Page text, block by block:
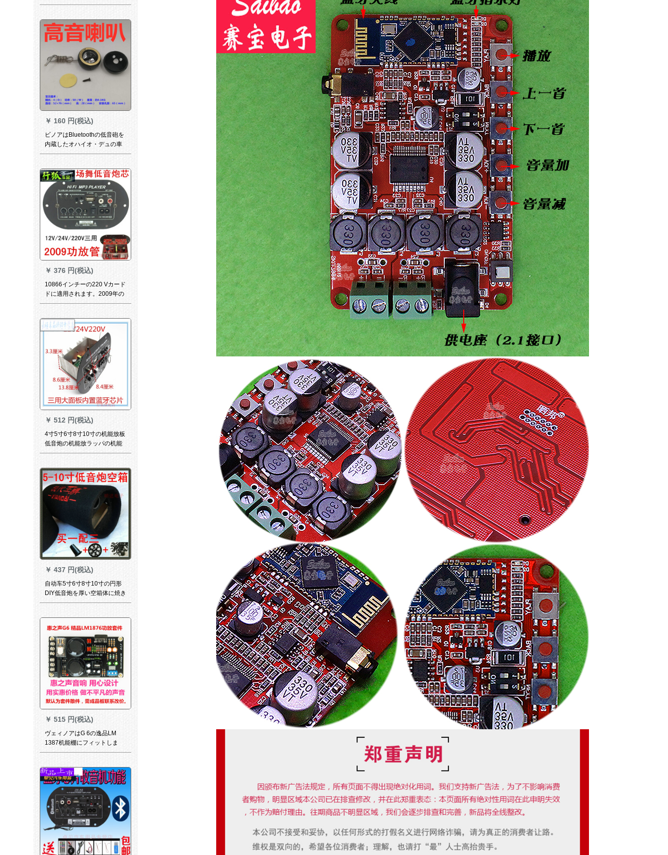
質スペルカードは18.5センテ
￥ 160 円(税込)
ビノアはBluetoothの低音砲を
内蔵したオハイオ・デュの車
載スッピーのメインボード6-
る高音スピカの1つに適してい
ます。
￥ 376 円(税込)
10866インチーの220 Vカード
ドに適用されます。2009年の
机能盘12 Vの车载マイザボン
＋挿入线を调整します。
￥ 512 円(税込)
4寸5寸6寸8寸10寸の机能放板
低音炮の机能放ラッパの机能
放机炮の芯のスッピーカーカ
パネルトストストストリング
を12 v 24 v 220 v付けます。
￥ 437 円(税込)
自动车5寸6寸8寸10寸の円形
DIY低音炮を厚い空箱体に焼き
付けたスピピ-カキ箱8寸+ネッ
￥ 515 円(税込)
ヴェィノアはG 6の逸品LM
1387机能棚にフィットしま
す。LM 1387 LM 466バイラル